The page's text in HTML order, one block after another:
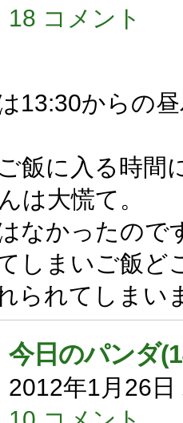
18 コメント
13:30からの
飯に入る時間
は大慌て。
なかったので
しまいご飯ど
られてしまい
今日のパンダ
2012年1月26日